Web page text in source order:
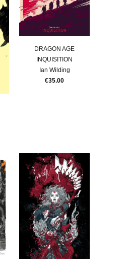
DRAGON AGE
INQUISITION
Ian Wilding
€35.00